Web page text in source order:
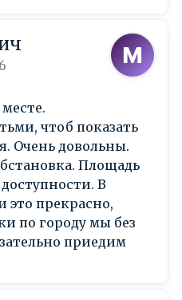
чтоб показать
Очень довольны.
Площадь
В
это прекрасно,
по городу мы без
приедим